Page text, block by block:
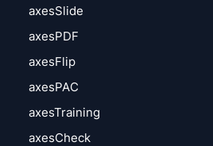
axesSlide
axesPDF
axesFlip
axesPAC
axesTraining
axesCheck